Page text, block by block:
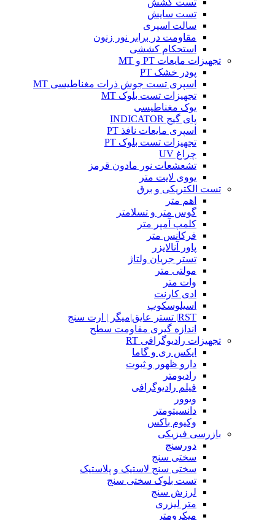
تست سایش
سالت اسپری
مقاومت در برابر نور زنون
استحکام کششی
تجهیزات مایعات PT و MT
پودر خشک PT
اسپری تست جوش ذرات مغناطیسی MT
تجهیزات تست بلوک MT
یوک مغناطیسی
پای گیج INDICATOR
اسپری مایعات نافذ PT
تجهیزات تست بلوک PT
چراغ UV
تشعشعات نور مادون قرمز
یووی لایت متر
تست الکتریکی و برق
اهم متر
گوس متر و تسلامتر
کلمپ آمپر متر
فرکانس متر
پاور آنالایزر
تستر جریان ولتاژ
مولتی متر
وات متر
ادی کارنت
اسیلوسکوپ
RST| تستر عایق|میگر | ارت سنج
اندازه گیری مقاومت سطح
تجهیزات رادیوگرافی RT
ایکس ری و گاما
دارو ظهور و ثبوت
رادیومتر
فیلم رادیوگرافی
ویوور
دانسیتومتر
وکیوم باکس
بازرسی فیزیکی
دورسنج
سختی سنج
سختی سنج لاستیک و پلاستیک
تست بلوک سختی سنج
لرزش سنج
متر لیزری
میکرومتر